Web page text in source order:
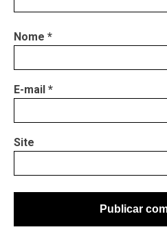
Nome *
E-mail *
Site